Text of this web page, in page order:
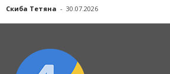
Скиба Тетяна - 30.07.2026